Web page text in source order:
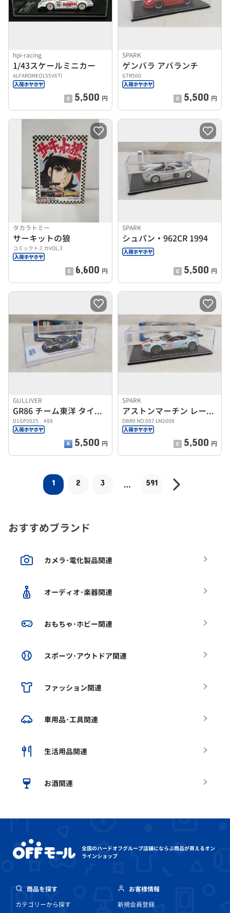
hpi-racing
1/43スケールミニカー
ALFAROMEO155V6TI
5,500 円
SPARK
ゲンバラ アバランチ
GTR500
5,500 円
タカラトミー
サーキットの狼
コミックトミカVOL.3
6,600 円
SPARK
シュパン・962CR 1994
5,500 円
GULLIVER
GR86 チーム東洋 タイヤドリフト
D1GP2025 #88
5,500 円
SPARK
アストンマーチン レーシング
DBR9 NO.007 LM2008
5,500 円
1 2 3 … 591
おすすめブランド
カメラ･電化製品関連
オーディオ･楽器関連
おもちゃ･ホビー関連
スポーツ･アウトドア関連
ファッション関連
車用品･工具関連
生活用品関連
お酒関連
全国のハードオフグループ店舗にならぶ商品が買えるオン
ラインショップ
商品を探す
カテゴリーから探す
お客様情報
新規会員登録